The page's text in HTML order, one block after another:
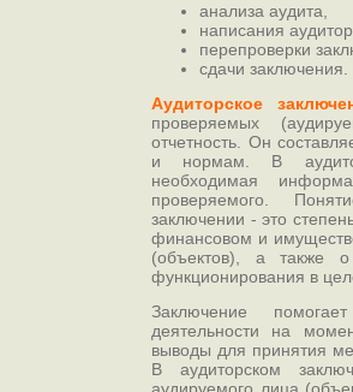
анализа аудита,
написания
перепроверки
сдачи заключения.
Аудиторское
проверяемых
отчетность. Он
и нормам. В
необходимая
проверяемого.
заключении - это
финансовом и
(объектов), а также о
функционирования в
Заключение
деятельности на
выводы для принятия
В аудиторском